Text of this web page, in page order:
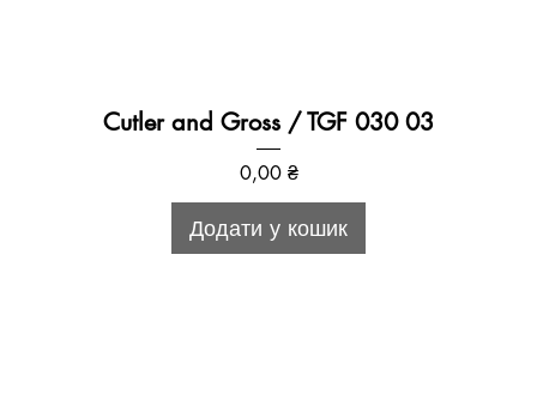
Cutler and Gross / TGF 030 03
Ціна
0,00 ₴
Додати у кошик